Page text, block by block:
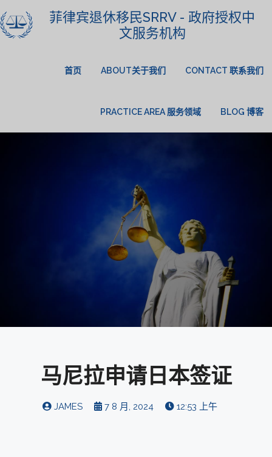
菲律宾退休移民SRRV - 政府授权中
文服务机构
首页 ABOUT关于我们 CONTACT 联系我们
PRACTICE AREA 服务领域 BLOG 博客
马尼拉申请日本签证
JAMES 7 8 月, 2024 12:53 上午